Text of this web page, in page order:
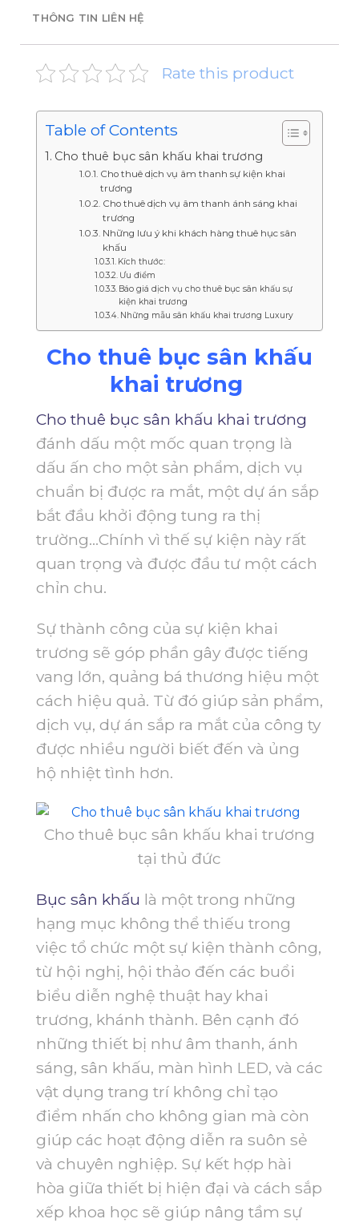
THÔNG TIN LIÊN HỆ
Rate this product
Table of Contents
Cho thuê bục sân khấu khai trương
Cho thuê dịch vụ âm thanh sự kiện khai
trương
Cho thuê dịch vụ âm thanh ánh sáng khai
trương
Những lưu ý khi khách hàng thuê hục sân
khấu
Kích thước:
Ưu điểm
Báo giá dịch vụ cho thuê bục sân khấu sự
kiện khai trương
Những mẫu sân khấu khai trương Luxury
Cho thuê bục sân khấu
khai trương
Cho thuê bục sân khấu khai trương
đánh dấu một mốc quan trọng là
dấu ấn cho một sản phẩm, dịch vụ
chuẩn bị được ra mắt, một dự án sắp
bắt đầu khởi động tung ra thị
trường…Chính vì thế sự kiện này rất
quan trọng và được đầu tư một cách
chỉn chu.
Sự thành công của sự kiện khai
trương sẽ góp phần gây được tiếng
vang lớn, quảng bá thương hiệu một
cách hiệu quả. Từ đó giúp sản phẩm,
dịch vụ, dự án sắp ra mắt của công ty
được nhiều người biết đến và ủng
hộ nhiệt tình hơn.
Cho thuê bục sân khấu khai trương
tại thủ đức
Bục sân khấu là một trong những
hạng mục không thể thiếu trong
việc tổ chức một sự kiện thành công,
từ hội nghị, hội thảo đến các buổi
biểu diễn nghệ thuật hay khai
trương, khánh thành. Bên cạnh đó
những thiết bị như âm thanh, ánh
sáng, sân khấu, màn hình LED, và các
vật dụng trang trí không chỉ tạo
điểm nhấn cho không gian mà còn
giúp các hoạt động diễn ra suôn sẻ
và chuyên nghiệp. Sự kết hợp hài
hòa giữa thiết bị hiện đại và cách sắp
xếp khoa học sẽ giúp nâng tầm sự